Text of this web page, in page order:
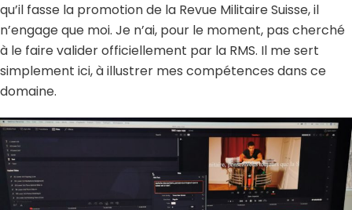
qu’il fasse la promotion de la Revue Militaire Suisse, il
n’engage que moi. Je n’ai, pour le moment, pas cherché
à le faire valider officiellement par la RMS. Il me sert
simplement ici, à illustrer mes compétences dans ce
domaine.